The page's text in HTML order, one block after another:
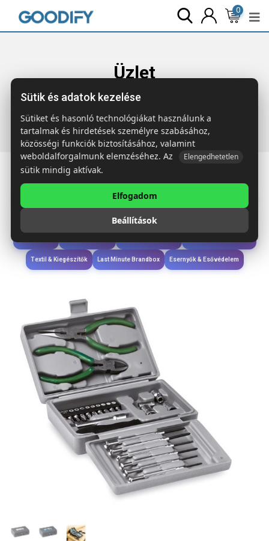
0
Üzlet
Főoldal Termékek
Szerszám
GUILLAUME 25 részes szerszámkészlet
Étkezés & Ivás
Wellness & Ápolás
Textil & Kiegészítők Last Minute Brandbox Esernyők & Esővédelem
Sütik és adatok kezelése
Sütiket és hasonló technológiákat használunk a
tartalmak és hirdetések személyre szabásához,
közösségi funkciók biztosításához, valamint
weboldalforgalmunk elemzéséhez. Az
Elengedhetetlen
sütik mindig aktívak.
Elfogadom
Beállítások